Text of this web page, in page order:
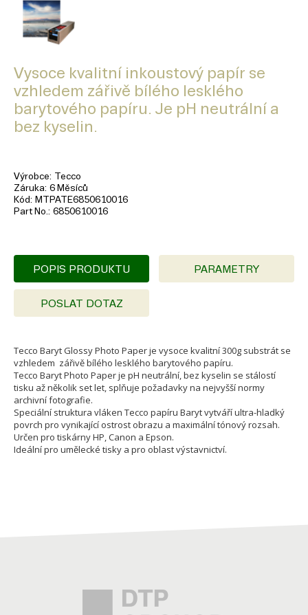
Vysoce kvalitní inkoustový papír se
vzhledem zářivě bílého lesklého
barytového papíru. Je pH neutrální a
bez kyselin.
Výrobce Tecco
Záruka 6 Měsíců
Kód
MTPATE6850610016
Part No. 6850610016
POPIS PRODUKTU PARAMETRY
POSLAT DOTAZ
Tecco Baryt Glossy Photo Paper je vysoce kvalitní 300g substrát se
vzhledem zářivě bílého lesklého barytového papíru.
Tecco Baryt Photo Paper je pH neutrální, bez kyselin se stálostí
tisku až několik set let, splňuje požadavky na nejvyšší normy
archivní fotografie.
Speciální struktura vláken Tecco papíru Baryt vytváří ultra-hladký
povrch pro vynikající ostrost obrazu a maximální tónový rozsah.
Určen pro tiskárny HP, Canon a Epson.
Ideální pro umělecké tisky a pro oblast výstavnictví.